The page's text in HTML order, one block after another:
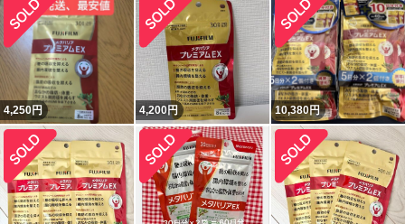
4,250円 4,200円 10,380円